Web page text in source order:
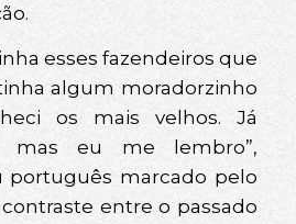
esses fazendeiros que
algum moradorzinho
os mais velhos. Já
mas eu me lembro”,
português marcado pelo
entre o passado